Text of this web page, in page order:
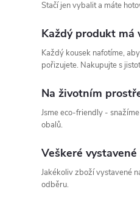
Stačí jen vybalit a máte
Každý produkt
Každý kousek nafotíme,
pořizujete. Nakupujte s
Na životním
Jsme eco-friendly -
obalů.
Veškeré
Jakékoliv zboží vystavené
odběru.